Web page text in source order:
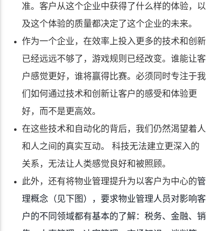
准。客户从这个企业中获得了什么样的体验，以
及这个体验的质量都决定了这个企业的未来。
作为一个企业，在效率上投入更多的技术和创新
已经远远不够了，游戏规则已经改变。谁能让客
户感觉更好，谁将赢得比赛。必须同时专注于我
们如何通过技术和创新让客户的感受和体验更
好，而不是更高效。
在这些技术和自动化的背后，我们仍然渴望着人
和人之间的真实互动。 科技无法建立更深入的
关系，无法让人类感觉良好和被照顾。
此外，还有将物业管理提升为以客户为中心的管
理概念（见下图），要求物业管理人员对影响客
户的不同领域都有基本的了解：税务、金融、销